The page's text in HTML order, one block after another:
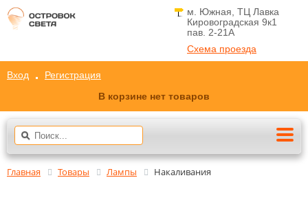
м. Южная, ТЦ Лавка
Кировоградская 9к1
пав. 2-21A
Схема проезда
Вход
Регистрация
В корзине нет товаров
Главная Товары Лампы Накаливания